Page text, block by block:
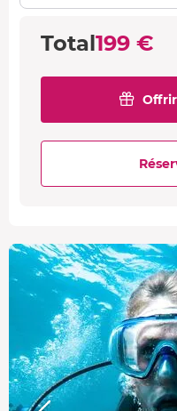
Total199 €